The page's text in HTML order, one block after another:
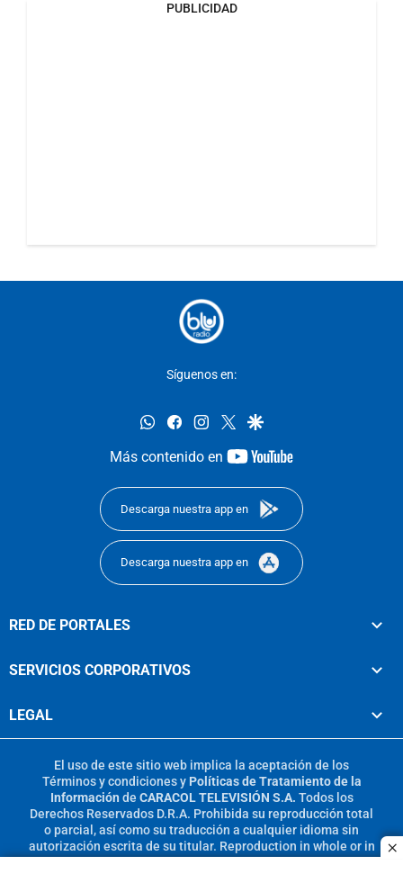
PUBLICIDAD
Síguenos en:
whatsappfacebookinstagram
twittergoogle
Más contenido en
youtube-
Descarga nuestra app en
Descarga nuestra app en
RED DE PORTALES
SERVICIOS CORPORATIVOS
LEGAL
El uso de este sitio web implica la aceptación de los
Términos y condicionesy Políticas de Tratamiento de la
Información de CARACOL TELEVISIÓN S.A. Todos los
Derechos Reservados D.R.A. Prohibida su reproducción total
o parcial, así como su traducción a cualquier idioma sin
autorización escrita de su titular. Reproduction in whole or in